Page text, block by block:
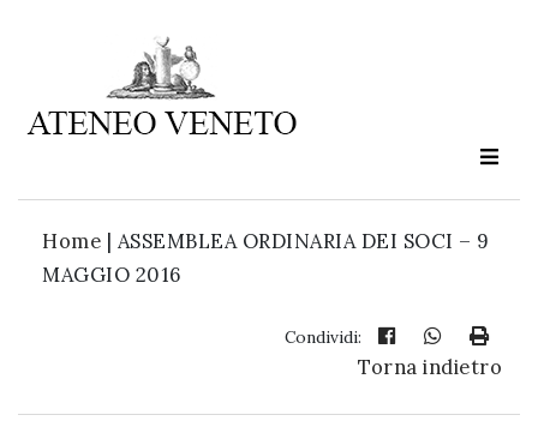
Home | ASSEMBLEA ORDINARIA DEI SOCI – 9
MAGGIO 2016
Condividi:
Torna indietro
Ateneo
è
cultura